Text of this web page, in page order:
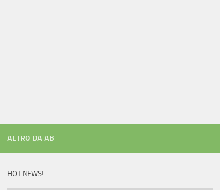
ALTRO DA AB
HOT NEWS!